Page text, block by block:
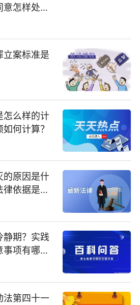
意怎样处
立案标准是
怎么样的计
何计算？
的原因是什
依据是什
静期？实践
事项有哪
法第四十一